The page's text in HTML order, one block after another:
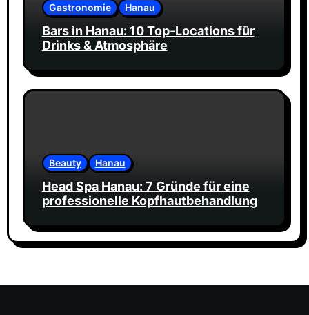
Gastronomie Hanau
Bars in Hanau: 10 Top-Locations für
Drinks & Atmosphäre
Beauty Hanau
Head Spa Hanau: 7 Gründe für eine
professionelle Kopfhautbehandlung